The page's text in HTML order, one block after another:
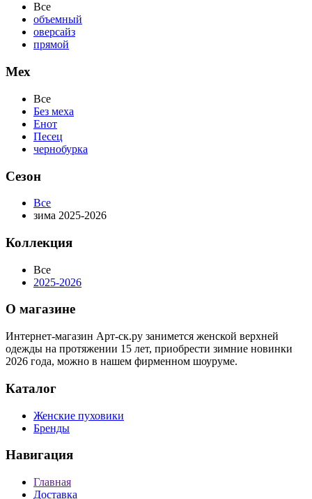
Все
объемный
оверсайз
прямой
Мех
Все
Без меха
Енот
Песец
чернобурка
Сезон
Все
зима 2025-2026
Коллекция
Все
2025-2026
О магазине
Интернет-магазин Арт-ск.ру занимется женской верхней
одежды на протяжении 15 лет, приобрести зимние новинки
2026 года, можно в нашем фирменном шоуруме.
Каталог
Женские пуховики
Бренды
Навигация
Главная
Доставка